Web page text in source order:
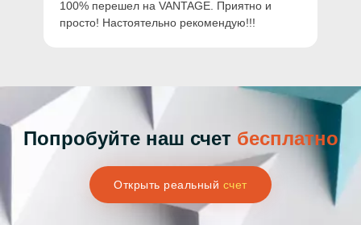
100% перешел на VANTAGE. Приятно и
просто! Настоятельно рекомендую!!!
Попробуйте наш счет бесплатно
Открыть реальный счет